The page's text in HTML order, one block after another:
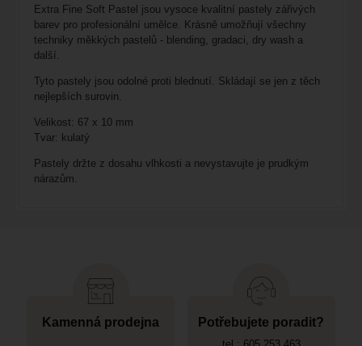
Extra Fine Soft Pastel jsou vysoce kvalitní pastely zářivých
barev pro profesionální umělce. Krásně umožňují všechny
techniky měkkých pastelů - blending, gradaci, dry wash a
další.
Tyto pastely jsou odolné proti blednutí. Skládají se jen z těch
nejlepších surovin.
Velikost: 67 x 10 mm
Tvar: kulatý
Pastely držte z dosahu vlhkosti a nevystavujte je prudkým
nárazům.
Kamenná prodejna Potřebujete poradit?